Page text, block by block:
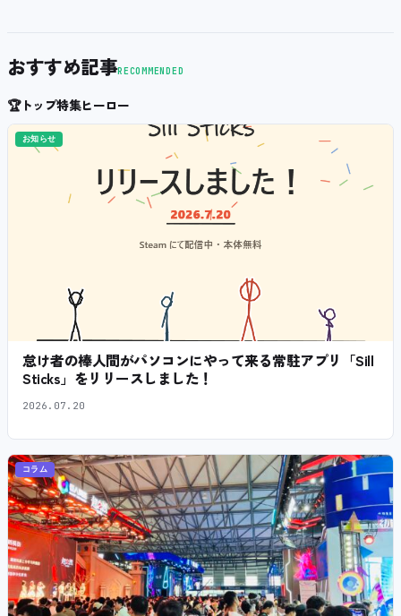
おすすめ記事RECOMMENDED
🏆トップ特集ヒーロー
お知らせ
怠け者の棒人間がパソコンにやって来る常駐アプリ「Sill
Sticks」をリリースしました！
2026.07.20
コラム